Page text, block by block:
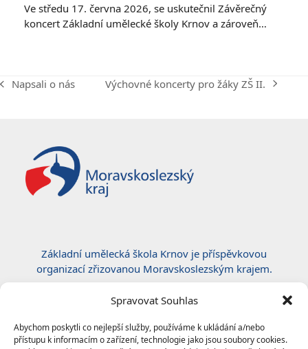
Spravovat Souhlas
Abychom poskytli co nejlepší služby, používáme k ukládání a/nebo
přístupu k informacím o zařízení, technologie jako jsou soubory cookies.
Ve středu 17. června 2026, se uskutečnil Závěrečný
koncert Základní umělecké školy Krnov a zároveň…
previous
Napsali o nás
next
Výchovné koncerty pro žáky ZŠ II.
Základní umělecká škola Krnov je příspěvkovou
organizací zřizovanou Moravskoslezským krajem.
Certifikace ČSN EN ISO 50001:2019